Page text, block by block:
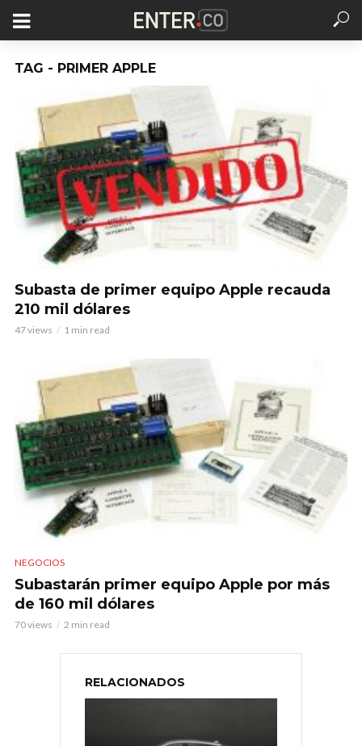
TAG - PRIMER APPLE
Subasta de primer equipo Apple recauda
210 mil dólares
47 views 1 min read
NEGOCIOS
Subastarán primer equipo Apple por más
de 160 mil dólares
70 views 2 min read
RELACIONADOS